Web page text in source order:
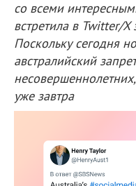
со всеми
встретила в Twitter/X
Поскольку сегодня
австралийский
уже завтра